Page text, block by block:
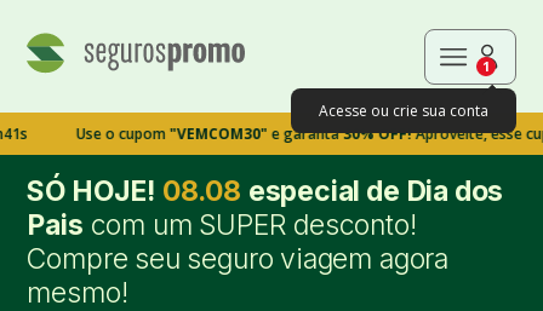
1
Acesse ou crie sua conta
Use o cupom"VEMCOM30"e garanta30% OFF!Aproveite, esse cupom
SÓ HOJE! 08.08 especial de Dia dos
Pais com um SUPER desconto!
Compre seu seguro viagem agora
mesmo!